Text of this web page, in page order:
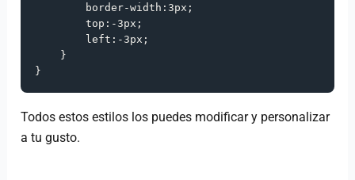
border-width :3px ;
top : -3px ;
left : -3px ;
    }
}
Todos estos estilos los puedes modificar y personalizar
a tu gusto.